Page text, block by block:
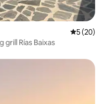
5 af 5 í
5 (20)
grill Rías Baixas